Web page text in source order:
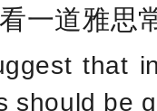
一道雅思
that
should be